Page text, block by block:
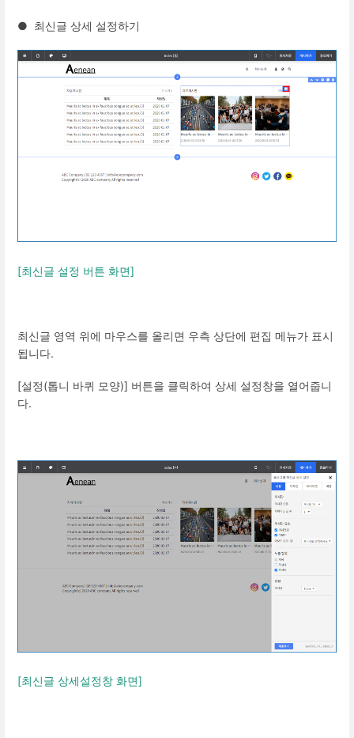
● 최신글 상세 설정하기
[최신글 설정 버튼 화면]
최신글 영역 위에 마우스를 올리면 우측 상단에 편집 메뉴가 표시
됩니다.
[설정(톱니 바퀴 모양)] 버튼을 클릭하여 상세 설정창을 열어줍니
다.
[최신글 상세설정창 화면]